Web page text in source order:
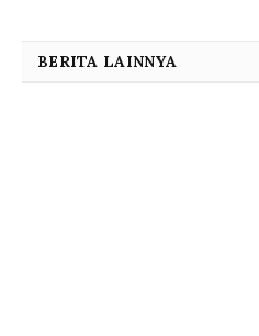
BERITA LAINNYA